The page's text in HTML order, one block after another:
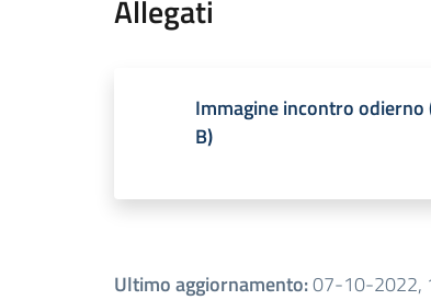
Allegati
Immagine incontro odierno
B)
Ultimo aggiornamento:07-10-2022,